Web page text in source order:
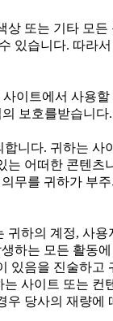
또는 기타 모
있습니다. 따라
이트에서 사용
보호를받습니다.
니다. 귀하는 사
어떠한 콘텐츠
무를 귀하가 부
하의 계정, 사
하는 모든 활동
있음을 진술하고
사이트 또는 컨
당사의 재량에